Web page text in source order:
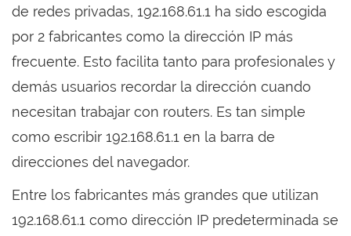
de redes privadas, 192.168.61.1 ha sido escogida
por 2 fabricantes como la dirección IP más
frecuente. Esto facilita tanto para profesionales y
demás usuarios recordar la dirección cuando
necesitan trabajar con routers. Es tan simple
como escribir 192.168.61.1 en la barra de
direcciones del navegador.
Entre los fabricantes más grandes que utilizan
192.168.61.1 como dirección IP predeterminada se